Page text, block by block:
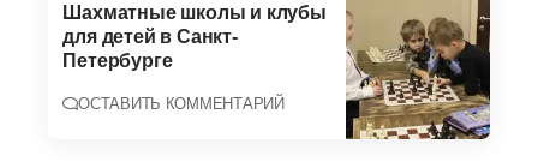
Шахматные школы и клубы
для детей в Санкт-
Петербурге
ОСТАВИТЬ КОММЕНТАРИЙ